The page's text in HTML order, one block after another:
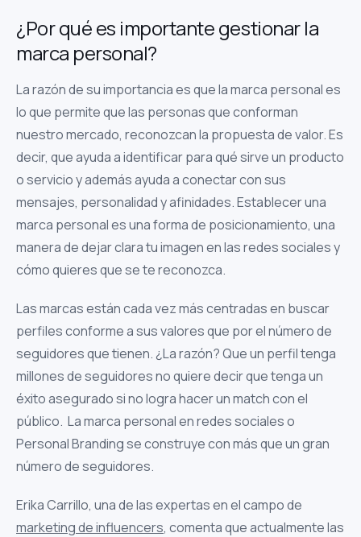
¿Por qué es importante gestionar la
marca personal?
La razón de su importancia es que la marca personal es
lo que permite que las personas que conforman
nuestro mercado, reconozcan la propuesta de valor. Es
decir, que ayuda a identificar para qué sirve un producto
o servicio y además ayuda a conectar con sus
mensajes, personalidad y afinidades. Establecer una
marca personal es una forma de posicionamiento, una
manera de dejar clara tu imagen en las redes sociales y
cómo quieres que se te reconozca.
Las marcas están cada vez más centradas en buscar
perfiles conforme a sus valores que por el número de
seguidores que tienen. ¿La razón? Que un perfil tenga
millones de seguidores no quiere decir que tenga un
éxito asegurado si no logra hacer un match con el
público. La marca personal en redes sociales o
Personal Branding se construye con más que un gran
número de seguidores.
Erika Carrillo, una de las expertas en el campo de
marketing de influencers, comenta que actualmente las